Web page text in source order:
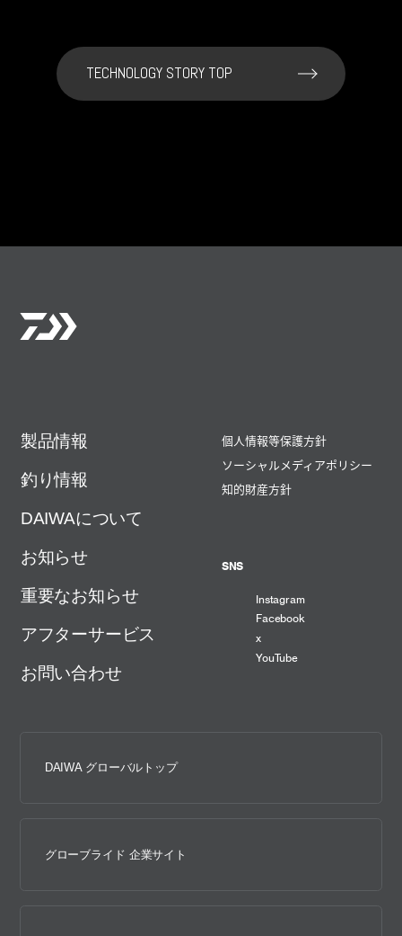
TECHNOLOGY STORY TOP
製品情報
釣り情報
DAIWAについて
お知らせ
重要なお知らせ
アフターサービス
お問い合わせ
個人情報等保護方針
ソーシャルメディアポリシー
知的財産方針
SNS
Instagram
Facebook
x
YouTube
DAIWA グローバルトップ
グローブライド 企業サイト